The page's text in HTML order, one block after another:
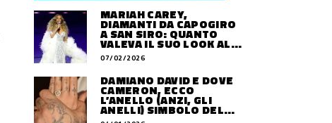
MARIAH CAREY,
DIAMANTI DA CAPOGIRO
A SAN SIRO: QUANTO
VALEVA IL SUO LOOK ALLE
OLIMPIADI
07/02/2026
DAMIANO DAVID E DOVE
CAMERON, ECCO
L’ANELLO (ANZI, GLI
ANELLI) SIMBOLO DEL
LORO AMORE